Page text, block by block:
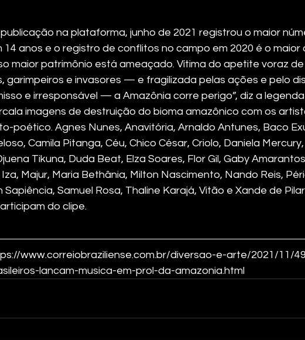
na plataforma, junho de 2021 registrou o maior
14 anos e o registro de conflitos no campo em 2020 é o maior
maior patrimônio está ameaçado. Vítima do apetite voraz de
garimpeiros e invasores — e fragilizada pelas ações e pelo
e irresponsável — a Amazônia corre perigo”, diz a
imagens de destruição do bioma amazônico com os
poético. Agnes Nunes, Anavitória, Arnaldo Antunes, Baco
Camila Pitanga, Céu, Chico César, Criolo, Daniela
Tikuna, Duda Beat, Elza Soares, Flor Gil, Gaby
Iza, Majur, Maria Bethânia, Milton Nascimento, Nando Reis,
Sapiência, Samuel Rosa, Thaline Karajá, Vitão e Xande de
do clipe.
www.correiobraziliense.com.br/diversao-e-arte/2021/11/
lancam-musica-em-prol-da-amazonia.html